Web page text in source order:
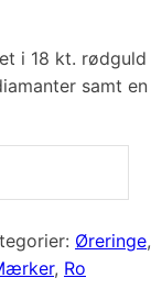
i 18 kt. rødguld
samt en
Øreringe,
, Ro